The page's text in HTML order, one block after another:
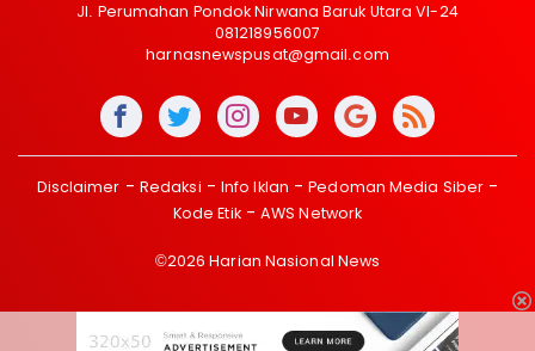
Jl. Perumahan Pondok Nirwana Baruk Utara VI-24
081218956007
harnasnewspusat@gmail.com
Disclaimer Redaksi Info Iklan
Pedoman Media Siber
Kode Etik
AWS Network
©2026 Harian Nasional News